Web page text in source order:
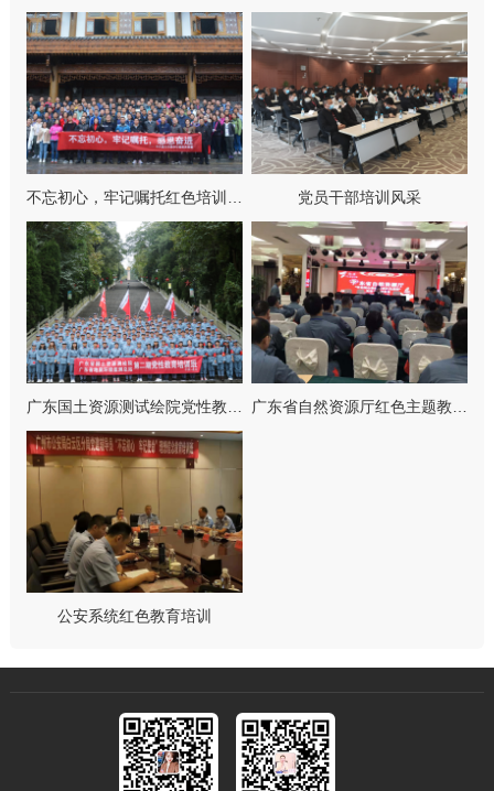
不忘初心，牢记嘱托红色培训… 党员干部培训风采
广东国土资源测试绘院党性教… 广东省自然资源厅红色主题教…
公安系统红色教育培训